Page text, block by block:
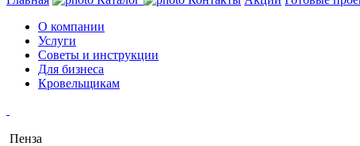
О компании
Услуги
Советы и инструкции
Для бизнеса
Кровельщикам
Пенза